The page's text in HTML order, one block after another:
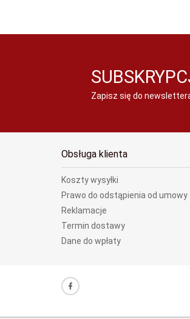
Zapisz się do
Obsługa klienta
Koszty wysyłki
Prawo do odstąpienia od umowy
Reklamacje
Termin dostawy
Dane do wpłaty